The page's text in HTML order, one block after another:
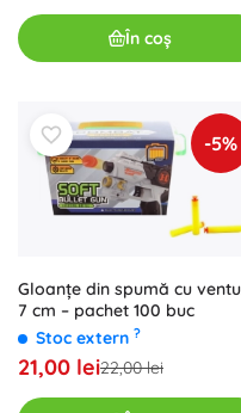
În coș
-5%
Gloanțe din spumă cu
7 cm – pachet 100 buc
Stoc extern ?
21,00 lei22,00 lei